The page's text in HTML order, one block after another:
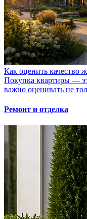
Как оценить качество
Покупка квартиры —
важно оценивать не
Ремонт и отделка